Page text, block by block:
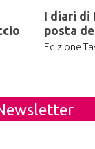
I diari di
posta
Edizione